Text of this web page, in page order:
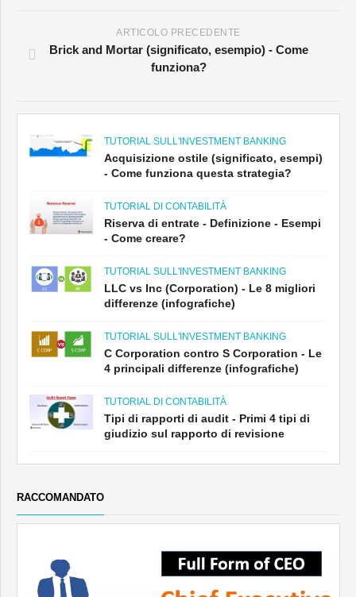
ARTICOLO PRECEDENTE
Brick and Mortar (significato, esempio) - Come
funziona?
TUTORIAL SULL'INVESTMENT BANKING
Acquisizione ostile (significato, esempi)
- Come funziona questa strategia?
TUTORIAL DI CONTABILITÀ
Riserva di entrate - Definizione - Esempi
- Come creare?
TUTORIAL SULL'INVESTMENT BANKING
LLC vs Inc (Corporation) - Le 8 migliori
differenze (infografiche)
TUTORIAL SULL'INVESTMENT BANKING
C Corporation contro S Corporation - Le
4 principali differenze (infografiche)
TUTORIAL DI CONTABILITÀ
Tipi di rapporti di audit - Primi 4 tipi di
giudizio sul rapporto di revisione
RACCOMANDATO